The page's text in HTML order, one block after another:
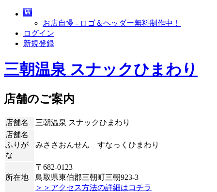
お店自慢 - ロゴ＆ヘッダー無料制作中！
ログイン
新規登録
三朝温泉 スナックひまわり
店舗のご案内
店舗名
三朝温泉 スナックひまわり
店舗名
ふりが
な
みささおんせん すなっくひまわり
所在地
〒682-0123
鳥取県東伯郡三朝町三朝923-3
＞＞アクセス方法の詳細はコチラ